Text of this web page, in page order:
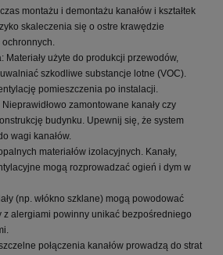
montażu i demontażu kanałów i kształtek
skaleczenia się o ostre krawędzie
Materiały użyte do produkcji przewodów,
uwalniać szkodliwe substancje lotne (VOC).
pomieszczenia po instalacji.
zamontowane kanały czy
budynku. Upewnij się, że system
wagi kanałów.
materiałów izolacyjnych. Kanały,
mogą rozprowadzać ogień i dym w
(np. włókno szklane) mogą powodować
z alergiami powinny unikać bezpośredniego
połączenia kanałów prowadzą do strat